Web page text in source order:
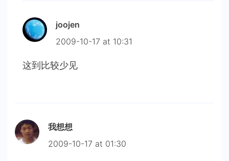
joojen
2009-10-17 at 10:31
这到比较少见
我想想
2009-10-17 at 01:30